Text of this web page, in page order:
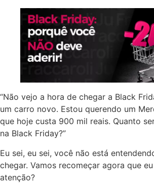
“Não vejo a hora de chegar a Black
um carro novo. Estou querendo um
que hoje custa 900 mil reais. Quanto
na Black Friday?”
Eu sei, eu sei, você não está
chegar. Vamos recomeçar agora que
atenção?